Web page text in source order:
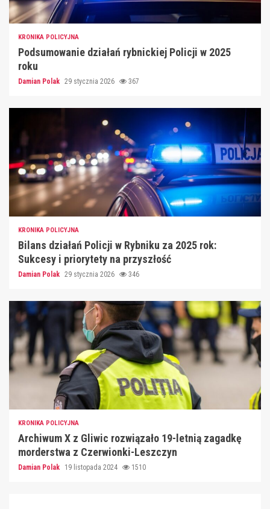
KRONIKA POLICYJNA
Podsumowanie działań rybnickiej Policji w 2025
roku
Damian Polak 29 stycznia 2026 367
KRONIKA POLICYJNA
Bilans działań Policji w Rybniku za 2025 rok:
Sukcesy i priorytety na przyszłość
Damian Polak 29 stycznia 2026 346
KRONIKA POLICYJNA
Archiwum X z Gliwic rozwiązało 19-letnią zagadkę
morderstwa z Czerwionki-Leszczyn
Damian Polak 19 listopada 2024 1510